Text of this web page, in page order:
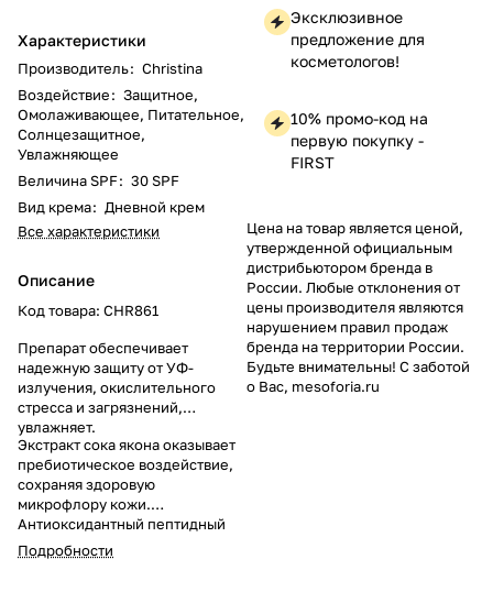
Характеристики
Производитель: Christina
Воздействие: Защитное,
Омолаживающее, Питательное,
Солнцезащитное,
Увлажняющее
Величина SPF: 30 SPF
Вид крема: Дневной крем
Все характеристики
Описание
Код товара: CHR861
Препарат обеспечивает
надежную защиту от УФ-
излучения, окислительного
стресса и загрязнений,
увлажняет.
Экстракт сока якона оказывает
пребиотическое воздействие,
сохраняя здоровую
микрофлору кожи.
Антиоксидантный пептидный
комплекс нейтрализует
свободные радикалы,
Подробности
Эксклюзивное
предложение для
косметологов!
10% промо-код на
первую покупку -
FIRST
Цена на товар является ценой,
утвержденной официальным
дистрибьютором бренда в
России. Любые отклонения от
цены производителя являются
нарушением правил продаж
бренда на территории России.
Будьте внимательны! С заботой
о Вас, mesoforia.ru